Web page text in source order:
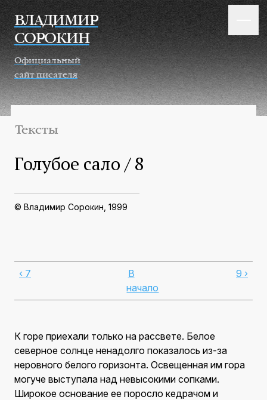
Перейти к основному содержанию
ВЛАДИМИР
СОРОКИН
Официальный
сайт писателя
Тексты
Голубое сало / 8
© Владимир Сорокин, 1999
‹ 7
В
начало
9 ›
К горе приехали только на рассвете. Белое
северное солнце ненадолго показалось из-за
неровного белого горизонта. Освещенная им гора
могуче выступала над невысокими сопками.
Широкое основание ее поросло кедрачом и